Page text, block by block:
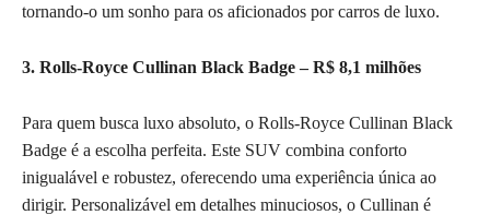
tornando-o um sonho para os aficionados por carros de luxo.
3. Rolls-Royce Cullinan Black Badge – R$ 8,1 milhões
Para quem busca luxo absoluto, o Rolls-Royce Cullinan Black
Badge é a escolha perfeita. Este SUV combina conforto
inigualável e robustez, oferecendo uma experiência única ao
dirigir. Personalizável em detalhes minuciosos, o Cullinan é